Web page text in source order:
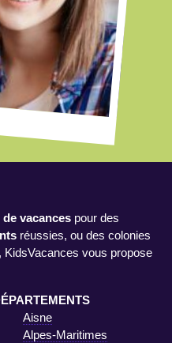
vacances pour des
réussies, ou des colonies
, KidsVacances vous propose
Aisne
Alpes-Maritimes